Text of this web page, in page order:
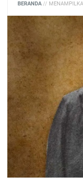
BERANDA//